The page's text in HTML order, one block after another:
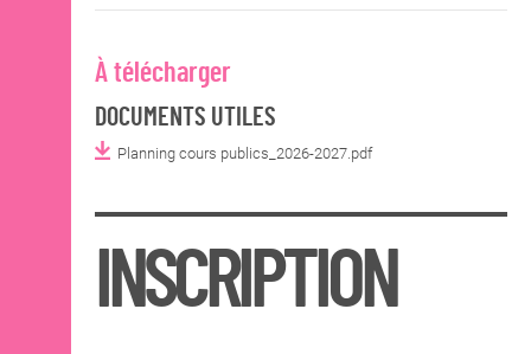
À télécharger
DOCUMENTS UTILES
Planning cours publics_2026-2027.pdf
INSCRIPTION